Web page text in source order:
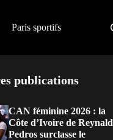
Paris sportifs
publications
CAN féminine 2026 : la
Côte d’Ivoire de Reynald
Pedros surclasse le